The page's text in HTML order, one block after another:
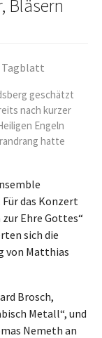
Bläsern
Tagblatt
geschätzt
nach kurzer
Engeln
hatte
das Konzert
Ehre Gottes“
sich die
von Matthias
Brosch,
Metall“, und
Nemeth an